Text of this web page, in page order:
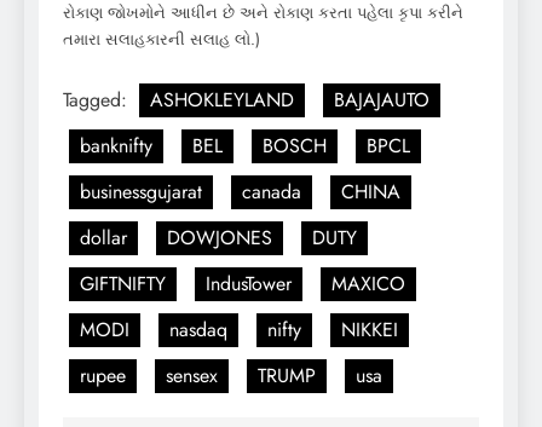
રોકાણ જોખમોને આધીન છે અને રોકાણ કરતા પહેલા કૃપા કરીને
તમારા સલાહકારની સલાહ લો.)
Tagged: ASHOKLEYLAND
BAJAJAUTO
banknifty
BEL BOSCH
BPCL
businessgujarat
canada
CHINA
dollar
DOWJONES
DUTY
GIFTNIFTY
IndusTower
MAXICO
MODI
nasdaq nifty
NIKKEI
rupee
sensex TRUMP usa